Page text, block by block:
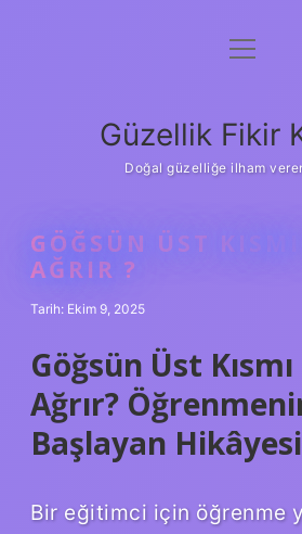
Anasayfa
Yasal Uyarı
menüyü
Güzellik Fikir
Doğal güzelliğe ilham
GÖĞSÜN ÜST KISMI
AĞRIR ?
Tarih: Ekim 9, 2025
Göğsün Üst
Ağrır?
Başlayan Hikâyesi
Bir eğitimci için öğrenme